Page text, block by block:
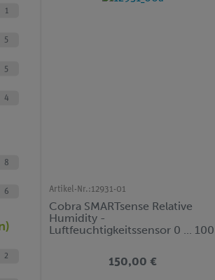
1
5
5
4
8
6
2
Artikel-Nr.:12931-01
Cobra SMARTsense Relative
Humidity -
Luftfeuchtigkeitssensor 0 ... 100
150,00 €